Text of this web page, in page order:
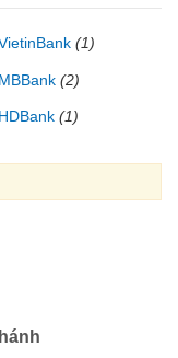
(1)
MBBank (2)
HDBank (1)